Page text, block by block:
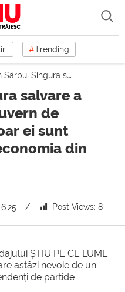
#Trending
este un Guvern de manageri. Astăzi, doar ei sunt capabili să scoată economia din criză!
salvare a
de
ei sunt
din
Post Views: 8
ȘTIU PE CE LUME
astăzi nevoie de un
de partide